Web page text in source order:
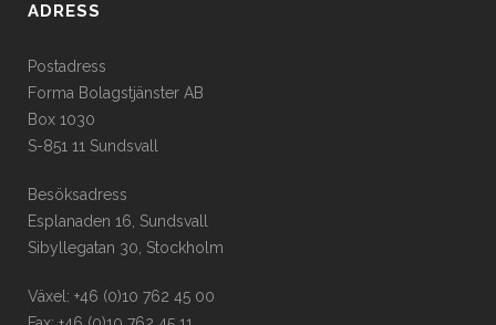
ADRESS
Postadress
Forma Bolagstjänster AB
Box 1030
S-851 11 Sundsvall
Besöksadress
Esplanaden 16, Sundsvall
Sibyllegatan 30, Stockholm
Växel: +46 (0)10 762 45 00